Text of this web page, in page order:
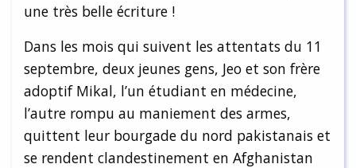
une très belle écriture !
Dans les mois qui suivent les attentats du 11
septembre, deux jeunes gens, Jeo et son frère
adoptif Mikal, l’un étudiant en médecine,
l’autre rompu au maniement des armes,
quittent leur bourgade du nord pakistanais et
se rendent clandestinement en Afghanistan